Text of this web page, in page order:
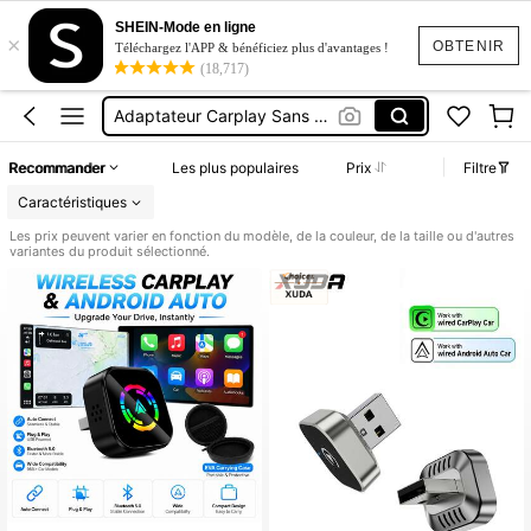
OBTENIR
×
SHEIN-Mode en ligne
Téléchargez l'APP & bénéficiez plus d'avantages !
(18,717)
Apple Car Play Sans Fil
Carplay
Carplay Voiture
Adaptateur Carplay Sans Fil
Carplay
Recommander Les plus populaires Prix
Filtre
Caractéristiques
Les prix peuvent varier en fonction du modèle, de la couleur, de la taille ou d'autres
variantes du produit sélectionné.